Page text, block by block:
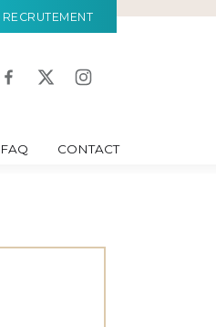
RECRUTEMENT
FAQ CONTACT